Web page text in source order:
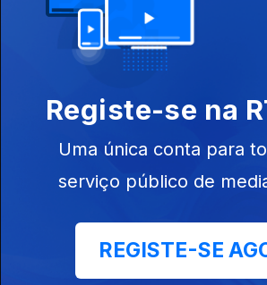
Registe-se na
Uma única conta para
serviço público de
REGISTE-SE